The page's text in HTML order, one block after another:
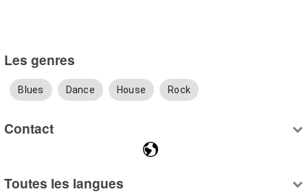
Les genres
Blues Dance House Rock
Contact
Toutes les langues